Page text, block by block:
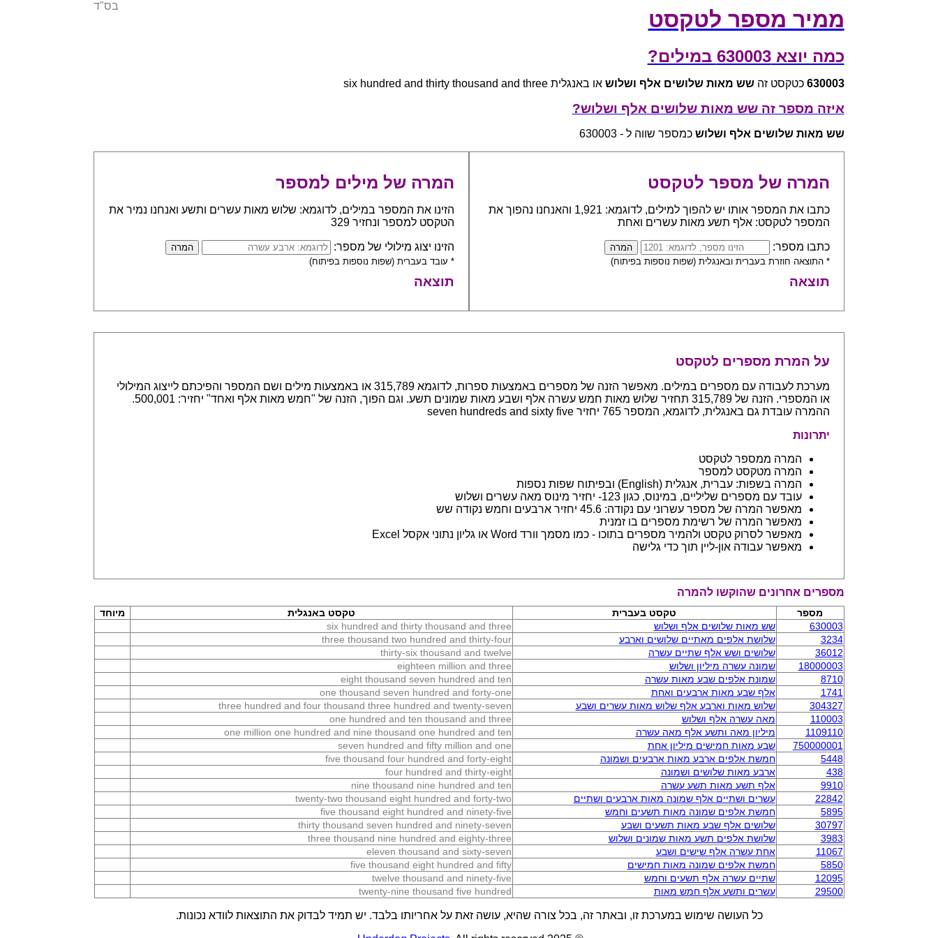
ממיר מספר לטקסט
בס"ד
כמה יוצא 630003 במילים?
630003 כטקסט זהשש מאות שלושים אלף ושלוש או באנגלית six hundred and thirty thousand and three
איזה מספר זה שש מאות שלושים אלף ושלוש?
שש מאות שלושים אלף ושלוש כמספר שווה ל - 630003
המרה של מספר לטקסט
כתבו את המספר אותו יש להפוך למילים, לדוגמא: 1,921 והאנחנו נהפוך את
המספר לטקסט: אלף תשע מאות עשרים ואחת
כתבו מספר:
* התוצאה חוזרת בעברית ובאנגלית (שפות נוספות בפיתוח)
תוצאה
המרה של מילים למספר
הזינו את המספר במילים, לדוגמא: שלוש מאות עשרים ותשע ואנחנו נמיר את
הטקסט למספר ונחזיר 329
הזינו יצוג מילולי של מספר:
* עובד בעברית (שפות נוספות בפיתוח)
תוצאה
על המרת מספרים לטקסט
מערכת לעבודה עם מספרים במילים. מאפשר הזנה של מספרים באמצעות ספרות, לדוגמא 315,789 או באמצעות מילים ושם המספר והפיכתם לייצוג המילולי
או המספרי. הזנה של 315,789 תחזיר שלוש מאות חמש עשרה אלף ושבע מאות שמונים תשע. וגם הפוך, הזנה של "חמש מאות אלף ואחד" יחזיר: 500,001.
ההמרה עובדת גם באנגלית, לדוגמא, המספר 765 יחזיר seven hundreds and sixty five
יתרונות
המרה ממספר לטקסט
המרה מטקסט למספר
המרה בשפות: עברית, אנגלית (English) ובפיתוח שפות נספות
עובד עם מספרים שליליים, במינוס, כגון 123- יחזיר מינוס מאה עשרים ושלוש
מאפשר המרה של מספר עשרוני עם נקודה: 45.6 יחזיר ארבעים וחמש נקודה שש
מאפשר המרה של רשימת מספרים בו זמנית
מאפשר לסרוק טקסט ולהמיר מספרים בתוכו - כמו מסמך וורד Word או גליון נתוני אקסל Excel
מאפשר עבודה און-ליין תוך כדי גלישה
מספרים אחרונים שהוקשו להמרה
מספר טקסט בעברית טקסט באנגלית
מיוחד
630003
שש מאות שלושים אלף ושלוש
six hundred and thirty thousand and three
3234
שלושת אלפים מאתיים שלושים וארבע
three thousand two hundred and thirty-four
36012
שלושים ושש אלף שתיים עשרה
thirty-six thousand and twelve
18000003
שמונה עשרה מיליון ושלוש
eighteen million and three
8710
שמונת אלפים שבע מאות עשרה
eight thousand seven hundred and ten
1741
אלף שבע מאות ארבעים ואחת
one thousand seven hundred and forty-one
304327
שלוש מאות וארבע אלף שלוש מאות עשרים ושבע
three hundred and four thousand three hundred and twenty-seven
110003
מאה עשרה אלף ושלוש
one hundred and ten thousand and three
1109110
מיליון מאה ותשע אלף מאה עשרה
one million one hundred and nine thousand one hundred and ten
750000001
שבע מאות חמישים מיליון אחת
seven hundred and fifty million and one
5448
חמשת אלפים ארבע מאות ארבעים ושמונה
five thousand four hundred and forty-eight
438
ארבע מאות שלושים ושמונה
four hundred and thirty-eight
9910
אלף תשע מאות תשע עשרה
nine thousand nine hundred and ten
22842
עשרים ושתיים אלף שמונה מאות ארבעים ושתיים
twenty-two thousand eight hundred and forty-two
5895
חמשת אלפים שמונה מאות תשעים וחמש
five thousand eight hundred and ninety-five
30797
שלושים אלף שבע מאות תשעים ושבע
thirty thousand seven hundred and ninety-seven
3983
שלושת אלפים תשע מאות שמונים ושלוש
three thousand nine hundred and eighty-three
11067
אחת עשרה אלף שישים ושבע
eleven thousand and sixty-seven
5850
חמשת אלפים שמונה מאות חמישים
five thousand eight hundred and fifty
12095
שתיים עשרה אלף תשעים וחמש
twelve thousand and ninety-five
29500
עשרים ותשע אלף חמש מאות twenty-nine thousand five hundred
כל העושה שימוש במערכת זו, ובאתר זה, בכל צורה שהיא, עושה זאת על אחריותו בלבד. יש תמיד לבדוק את התוצאות לוודא נכונות.